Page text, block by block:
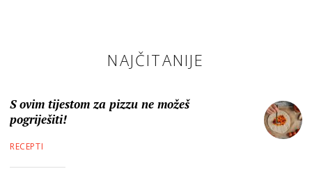
NAJČITANIJE
S ovim tijestom za pizzu ne možeš
pogriješiti!
RECEPTI